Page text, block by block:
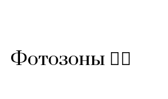
Фотозоны 🙋‍♂️